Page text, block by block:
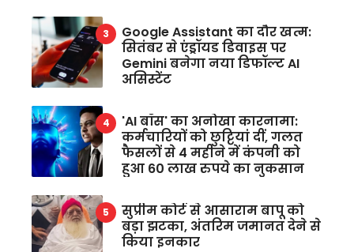
Google Assistant का दौर खत्म:
सितंबर से एंड्रॉयड डिवाइस पर
Gemini बनेगा नया डिफॉल्ट AI
असिस्टेंट
'AI बॉस' का अनोखा कारनामा:
कर्मचारियों को छुट्टियां दीं, गलत
फैसलों से 4 महीने में कंपनी को
हुआ 60 लाख रुपये का नुकसान
सुप्रीम कोर्ट से आसाराम बापू को
बड़ा झटका, अंतरिम जमानत देने से
किया इनकार